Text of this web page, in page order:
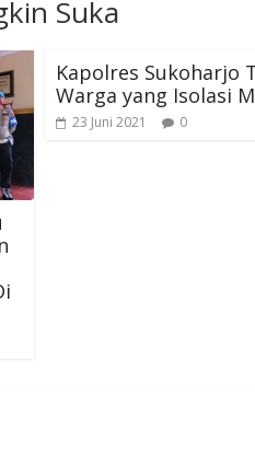
Suka
Kapolres Sukoharjo
Warga yang Isolasi
23 Juni 2021 0